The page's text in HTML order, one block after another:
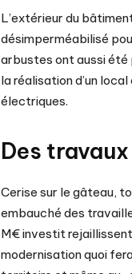
L’extérieur du
désimperméabilisé
arbustes ont aussi
la réalisation d’un
électriques.
Des
Cerise sur le gâteau,
embauché des
M€ investit
modernisation quoi